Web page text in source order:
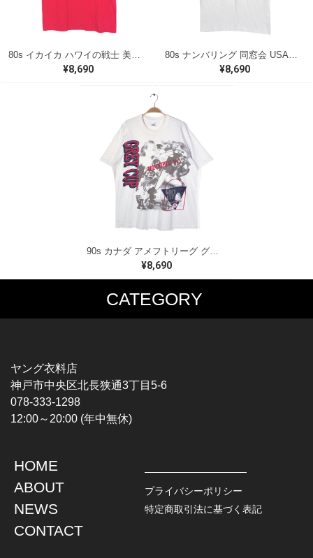
¥8,690 ¥8,690
90s カナダ アメフトリーグ グレイカップ カナダ製 ヴィンテージ Tシャツ ビッグプリント シングルステッチ ホワイト WINNIPEG '91 サイズXL 古着 BZ0545
¥8,690
CATEGORY
MUSIC TEE
HARDCORE / PUNK
PROGLESSIVE ROCK
POPS
SOUL / R&B
T-SHIRTS
CHAMPION
TOPS
L / S SHIRT
S / S SHIRT
HAWAIIAN SHIRT
JACKET
DENIM
LEATHER
ヤング衣料店
神戸市中央区北長狭通3丁目5-6
078-333-1298
12:00～20:00 (年中無休)
HOME
ABOUT
NEWS
CONTACT
プライバシーポリシー
特定商取引法に基づく表記